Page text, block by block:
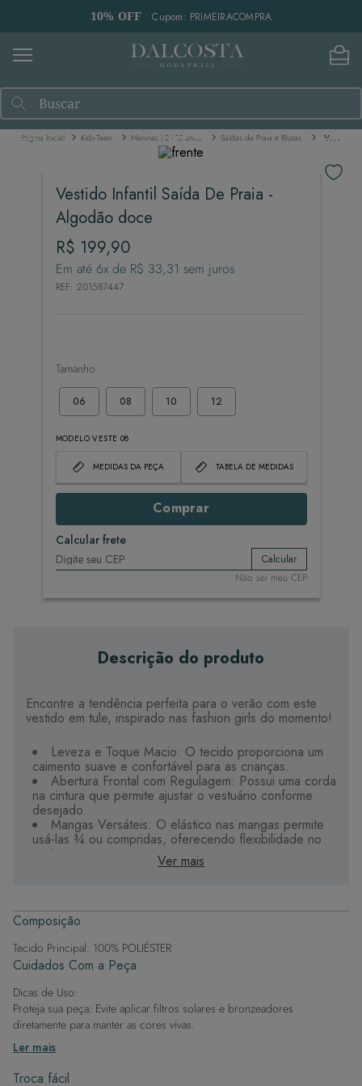
10% OFF • Cupom: PRIMEIRACOMPRA
Buscar
Kids-Teen Meninas | 2 - 12 anos Saídas de Praia e Blusas Vestido Infantil Saída De Praia - Algodão doce
Vestido Infantil Saída De Praia -
Algodão doce
R$ 199,90
Em até 6x de R$ 33,31 sem juros
REF: 201587447
Tamanho
06 08 10 12
MODELO VESTE 08
MEDIDAS DA PEÇA TABELA DE MEDIDAS
Comprar
Calcular frete
Calcular
Não sei meu CEP
Descrição do produto
Encontre a tendência perfeita para o verão com este
vestido em tule, inspirado nas fashion girls do momento!
Leveza e Toque Macio: O tecido proporciona um
caimento suave e confortável para as crianças.
Abertura Frontal com Regulagem: Possui uma corda
na cintura que permite ajustar o vestuário conforme
desejado.
Mangas Versáteis: O elástico nas mangas permite
usá-las ¾ ou compridas, oferecendo flexibilidade no
estilo.
Tecido de Alta Qualidade: Oferece maciez,
com um visual atraente, perfeito para diversas
ocasiões.
Este vestido é uma adição encantadora ao guarda-
roupa das crianças, garantindo que fiquem na moda e
confortáveis ao mesmo tempo.
Ver mais
Composição
Tecido Principal: 100% POLIÉSTER
Cuidados Com a Peça
Dicas de Uso:
Proteja sua peça: Evite aplicar filtros solares e bronzeadores
diretamente para manter as cores vivas.
Após a piscina: Lembre-se de que o cloro pode desgastar o tecido,
então enxague após sair da água.
Evite superfícies ásperas: Para manter a integridade do tecido, evite
Ler mais
Troca fácil